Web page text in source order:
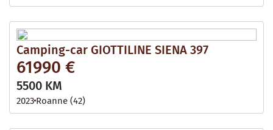
Camping-car GIOTTILINE SIENA 397
61990 €
5500 KM
2023 Roanne (42)